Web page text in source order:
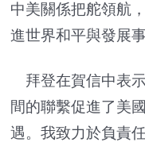
中美關係把舵領航
進世界和平與發展事
拜登在賀信中表
間的聯繫促進了美
遇。我致力於負責